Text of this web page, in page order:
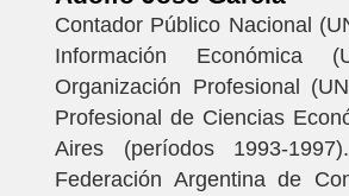
Contador Público Nacional
Información Económica
Organización Profesional
Profesional de Ciencias
Aires (períodos 1993-
Federación Argentina de